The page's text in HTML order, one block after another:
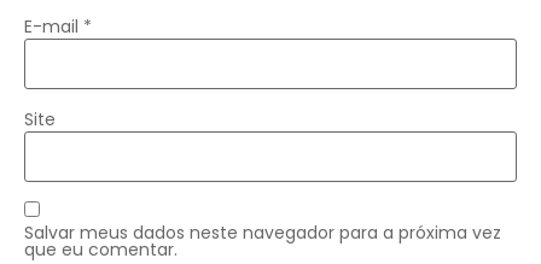
E-mail *
Site
Salvar meus dados neste navegador para a próxima vez
que eu comentar.